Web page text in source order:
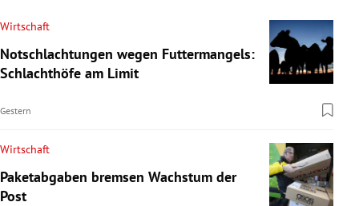
Wirtschaft
Notschlachtungen wegen Futtermangels:
Schlachthöfe am Limit
Gestern
Wirtschaft
Paketabgaben bremsen Wachstum der
Post